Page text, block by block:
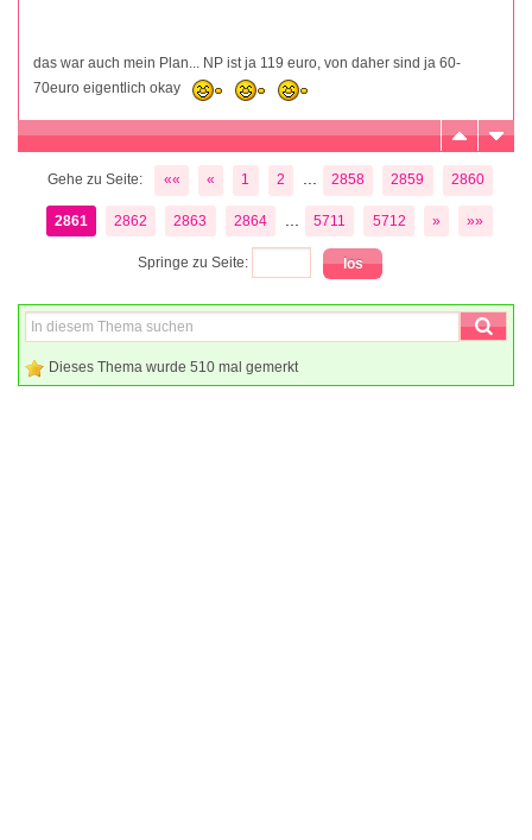
das war auch mein Plan... NP ist ja 119 euro, von daher sind ja 60-
70euro eigentlich okay
Gehe zu Seite: «« « 1 2 2858 2859 2860
2861 2862 2863 2864 5711 5712 » »»
Springe zu Seite:
Dieses Thema wurde 510 mal gemerkt